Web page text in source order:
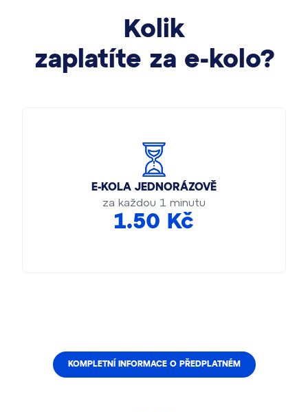
Kolik
zaplatíte za e-kolo?
E-KOLA JEDNORÁZOVĚ
za každou 1 minutu
1.50 Kč
KOMPLETNÍ INFORMACE O PŘEDPLATNÉM